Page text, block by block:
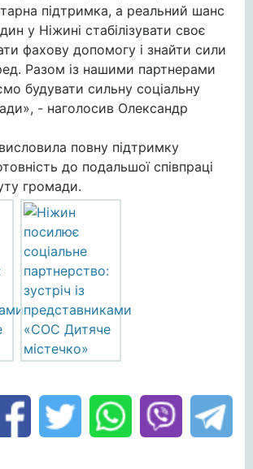
підтримка, а реальний шанс
у Ніжині стабілізувати своє
фахову допомогу і знайти сили
Разом із нашими партнерами
будувати сильну соціальну
- наголосив Олександр
повну підтримку
до подальшої співпраці
громади.